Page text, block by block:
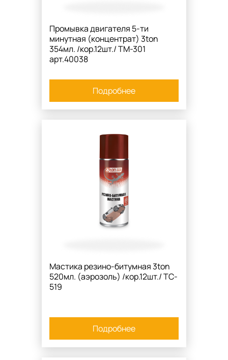
Промывка двигателя 5-ти
минутная (концентрат) 3ton
354мл. /кор.12шт./ TM-301
арт.40038
Подробнее
Мастика резино-битумная 3ton
520мл. (аэрозоль) /кор.12шт./ TC-
519
Подробнее